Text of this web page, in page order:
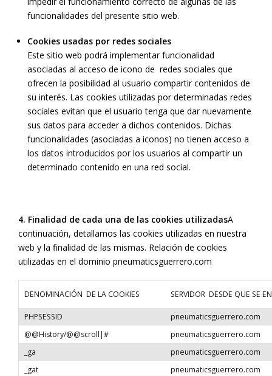
funcionalidades del presente sitio web.
Cookies usadas por redes sociales
Este sitio web podrá implementar funcionalidad
asociadas al acceso de icono de redes sociales que
ofrecen la posibilidad al usuario compartir contenidos de
su interés. Las cookies utilizadas por determinadas redes
sociales evitan que el usuario tenga que dar nuevamente
sus datos para acceder a dichos contenidos. Dichas
funcionalidades (asociadas a iconos) no tienen acceso a
los datos introducidos por los usuarios al compartir un
determinado contenido en una red social.
4. Finalidad de cada una de las cookies utilizadasA
continuación, detallamos las cookies utilizadas en nuestra
web y la finalidad de las mismas. Relación de cookies
utilizadas en el dominio pneumaticsguerrero.com
DENOMINACIÓN DE LA COOKIES SERVIDOR DESDE QUE SE
PHPSESSID
pneumaticsguerrero.com
@@History/@@scroll|#
pneumaticsguerrero.com
_ga
pneumaticsguerrero.com
_gat
pneumaticsguerrero.com